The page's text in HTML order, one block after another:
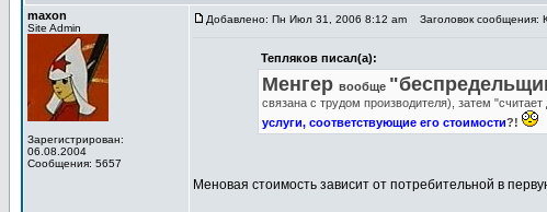
maxon
Site Admin
Зарегистрирован:
06.08.2004
Сообщения: 5657
Добавлено: Пн Июл 31, 2006 8:12 am Заголовок сообщения:
Тепляков писал(а):
Менгер вообще
связана с трудом производителя), затем "считает
услуги, соответствующие его стоимости?!
Меновая стоимость зависит от потребительной в